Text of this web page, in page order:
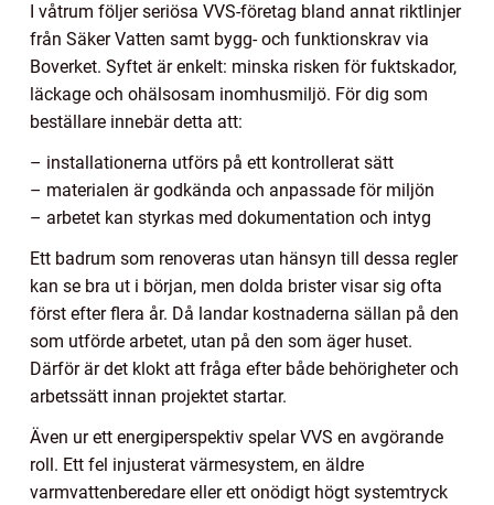
I våtrum följer seriösa VVS-företag bland annat riktlinjer
från Säker Vatten samt bygg- och funktionskrav via
Boverket. Syftet är enkelt: minska risken för fuktskador,
läckage och ohälsosam inomhusmiljö. För dig som
beställare innebär detta att:
– installationerna utförs på ett kontrollerat sätt
– materialen är godkända och anpassade för miljön
– arbetet kan styrkas med dokumentation och intyg
Ett badrum som renoveras utan hänsyn till dessa regler
kan se bra ut i början, men dolda brister visar sig ofta
först efter flera år. Då landar kostnaderna sällan på den
som utförde arbetet, utan på den som äger huset.
Därför är det klokt att fråga efter både behörigheter och
arbetssätt innan projektet startar.
Även ur ett energiperspektiv spelar VVS en avgörande
roll. Ett fel injusterat värmesystem, en äldre
varmvattenberedare eller ett onödigt högt systemtryck